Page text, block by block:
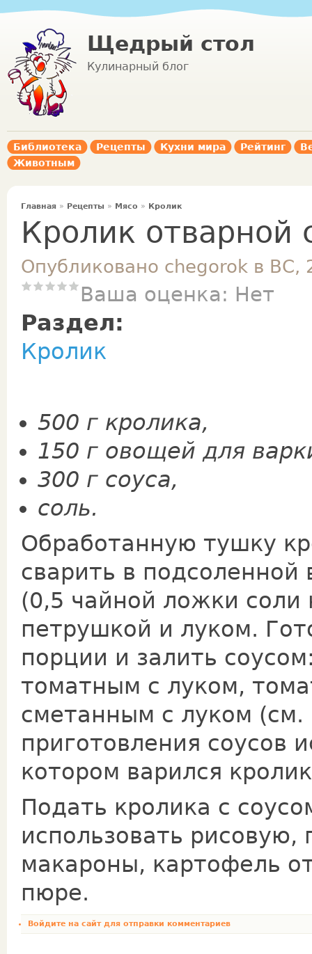
Щедрый стол
Кулинарный блог
Библиотека Рецепты Кухни мира Рейтинг
Животным
Главная » Рецепты » Мясо » Кролик
Кролик отварной
Опубликовано chegorok в ВС,
Ваша оценка: Нет
Раздел:
Кролик
500 г кролика,
150 г овощей для
300 г соуса,
соль.
Обработанную тушку
сварить в подсоленной
(0,5 чайной ложки
петрушкой и луком.
порции и за­лить
томатным с луком,
сметанным с луком
приготовления соусов
котором ва­рился
Подать кролика с
использовать
макароны, картофель
пюре.
Войдите на сайтдля отправки комментариев